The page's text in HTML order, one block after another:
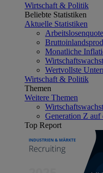
Wirtschaft & Politik
Beliebte Statistiken
Aktuelle Statistiken
Monatliche
Wertvollste
Wirtschaft & Politik
Themen
Weitere Themen
Generation Z auf
Top Report